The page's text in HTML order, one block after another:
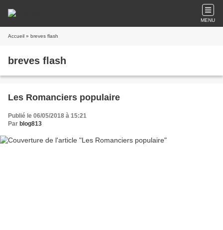
MENU
Accueil » breves flash
breves flash
Les Romanciers populaire
Publié le 06/05/2018 à 15:21
Par blog813